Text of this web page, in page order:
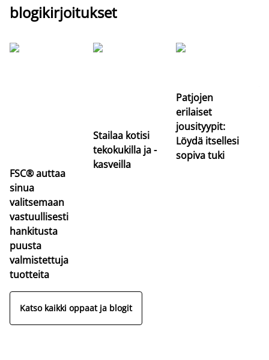
blogikirjoitukset
FSC® auttaa
sinua
valitsemaan
vastuullisesti
hankitusta
puusta
valmistettuja
tuotteita
Stailaa kotisi
tekokukilla ja -
kasveilla
Patjojen
erilaiset
jousityypit:
Löydä itsellesi
sopiva tuki
Katso kaikki oppaat ja blogit